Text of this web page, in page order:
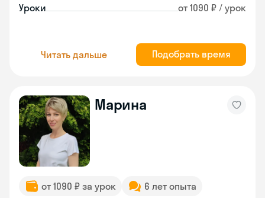
Уроки от 1090 ₽ / урок
Читать дальше Подобрать время
Марина
от 1090 ₽ за урок 6 лет опыта